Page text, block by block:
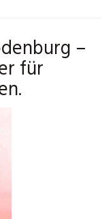
–
für